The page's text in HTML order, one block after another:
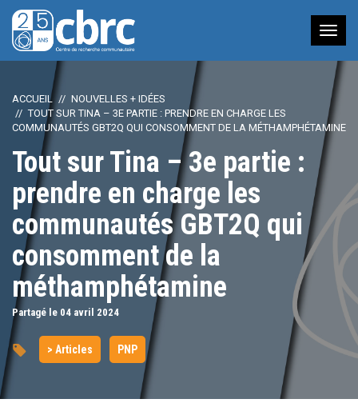
à
ACCUEIL
NOUVELLES + IDÉES
TOUT SUR TINA – 3E PARTIE : PRENDRE EN CHARGE LES
COMMUNAUTÉS GBT2Q QUI CONSOMMENT DE LA MÉTHAMPHÉTAMINE
Tout sur Tina – 3e partie :
prendre en charge les
communautés GBT2Q qui
consomment de la
méthamphétamine
Partagé le 04 avril 2024
> Articles PNP